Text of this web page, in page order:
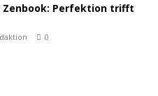
Zenbook: Perfektion trifft
0